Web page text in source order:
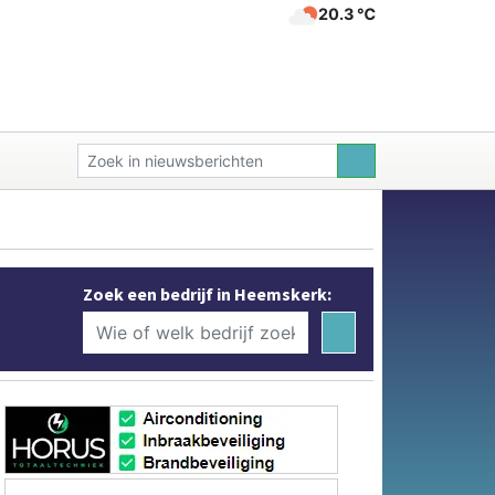
20.3 ℃
Zoek een bedrijf in Heemskerk: